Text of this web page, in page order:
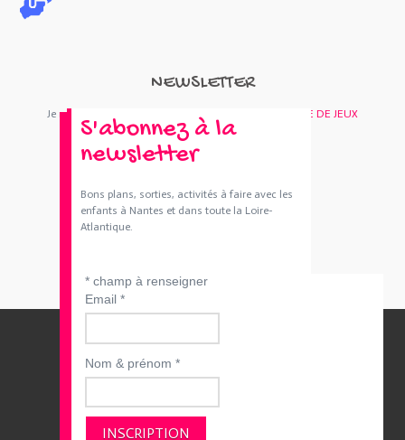
NEWSLETTER
Je m'abonne : Newsletter SORTIES 44 BOUTIQUE DE JEUX
S'abonnez à la
newsletter
Bons plans, sorties, activités à faire avec les
enfants à Nantes et dans toute la Loire-
Atlantique.
* champ à renseigner
Email *
Nom & prénom *